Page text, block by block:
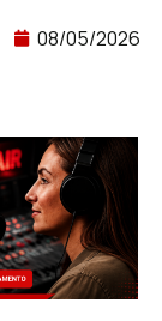
08/05/2026